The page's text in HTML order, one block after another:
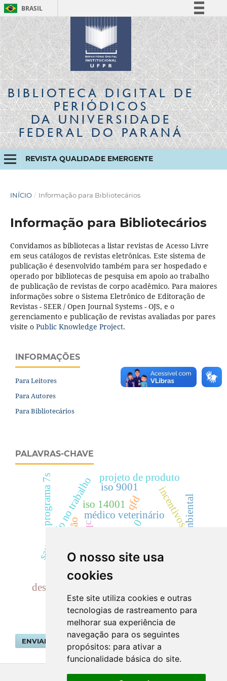
O nosso site usa
cookies
Este site utiliza cookies e outras
tecnologias de rastreamento para
melhorar sua experiência de
navegação para os seguintes
propósitos: para ativar a
funcionalidade básica do site.
BRASIL
Simplifique!
Comunica BR
Participe
Acesso à informação
Legislação
Canais
BIBLIOTECA DIGITALDE
PERIÓDICOS
DA UNIVERSIDADE
FEDERAL DO PARANÁ
REVISTA QUALIDADE EMERGENTE
INÍCIO / Informação para Bibliotecários
Informação para Bibliotecários
Convidamos as bibliotecas a listar revistas de Acesso Livre
em seus catálogos de revistas eletrônicas. Este sistema de
publicação é desenvolvido também para ser hospedado e
operado por bibliotecas de pesquisa em apoio ao trabalho
de publicação de revistas de corpo acadêmico. Para maiores
informações sobre o Sistema Eletrônico de Editoração de
Revistas - SEER / Open Journal Systems - OJS, e o
gerenciamento e publicação de revistas avaliadas por pares
visite o Public Knowledge Project.
INFORMAÇÕES
Para Leitores
Para Autores
Para Bibliotecários
PALAVRAS-CHAVE
médico veterinário
qrqc
satisfação no trabalho
motivação
incentivos
meio ambiente
inovação
o qfd
desenvolvimento de produt
projeto de produto
iso 14001 gestão ambiental
disponibilidade
programa 7s qfd
0
iso 9001
ENVIAR SUBMISSÃO